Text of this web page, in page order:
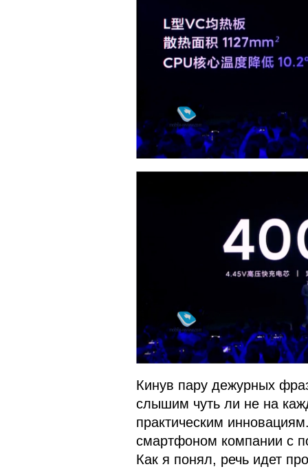
Кинув пару дежурных
слышим чуть ли не на
практическим
смартфоном компании с
Как я понял, речь идет